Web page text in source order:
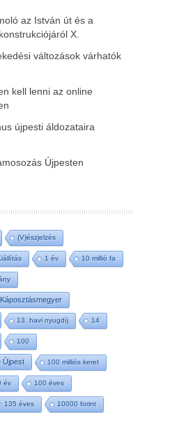
az István út és a
X.
változások várhatók
kell lenni az online
újpesti áldozataira
Újpesten
(V)észjelzés
1 év 10 millió fa
13. havi nyugdíj 14
100
Újpest 100 milliós keret
év 100 éves
135 éves 10000 forint